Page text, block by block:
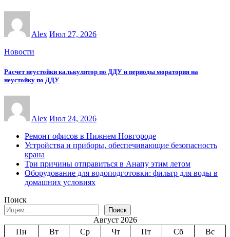
Alex Июл 27, 2026
Новости
Расчет неустойки калькулятор по ДДУ и периоды моратория на
неустойку по ДДУ
Alex Июл 24, 2026
Ремонт офисов в Нижнем Новгороде
Устройства и приборы, обеспечивающие безопасность
крана
Три причины отправиться в Анапу этим летом
Оборудование для водоподготовки: фильтр для воды в
домашних условиях
Поиск
Поиск
Август 2026
Пн
Вт Ср Чт Пт Сб
Вс